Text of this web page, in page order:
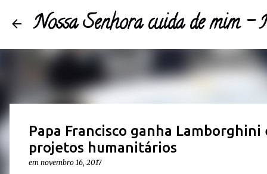
Nossa Senhora cuida de mim -
Papa Francisco ganha
projetos humanitários
em novembro 16, 2017